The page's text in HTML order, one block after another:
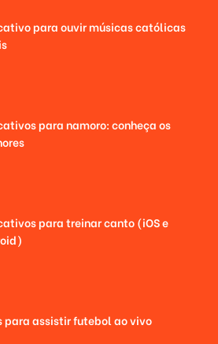
para ouvir músicas católicas
para namoro: conheça os
para treinar canto (iOS e
para assistir futebol ao vivo